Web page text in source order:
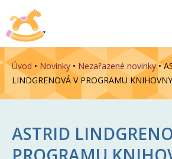
Úvod • Novinky • Nezařazené novinky•
LINDGRENOVÁ V PROGRAMU KNIHOVNY
ASTRID